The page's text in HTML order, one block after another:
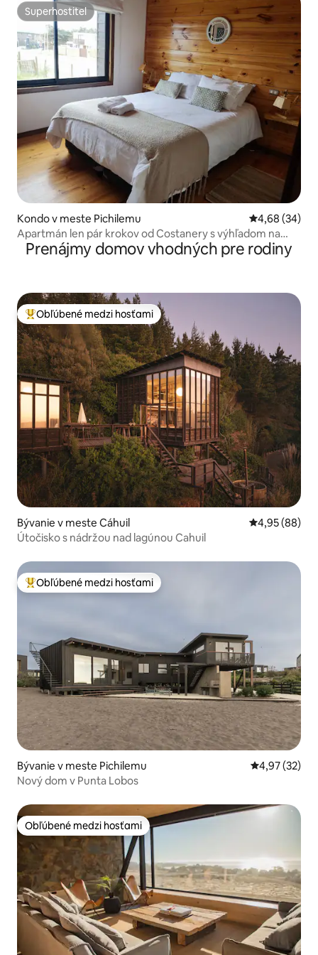
Superhostiteľ
Superhostiteľ
Kondo v meste Pichilemu Priemerné
4,68 (34)
Apartmán len pár krokov od Costanery s výhľadom na
more
Prenájmy domov vhodných pre rodiny
Najobľúbenejšie medzi hosťami
Obľúbené medzi hosťami
Bývanie v meste Cáhuil Priemerné
4,95 (88)
Útočisko s nádržou nad lagúnou Cahuil
Najobľúbenejšie medzi hosťami
Obľúbené medzi hosťami
Bývanie v meste Pichilemu Priemerné
4,97 (32)
Nový dom v Punta Lobos
Obľúbené medzi hosťami
Obľúbené medzi hosťami